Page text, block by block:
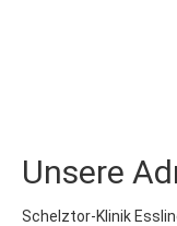
Unsere
Schelztor-Klinik